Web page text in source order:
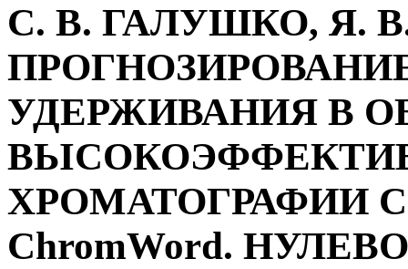
С. В. ГАЛУШКО, Я.
УДЕРЖИВАНИЯ В
ХРОМАТОГРАФИИ
ChromWord.